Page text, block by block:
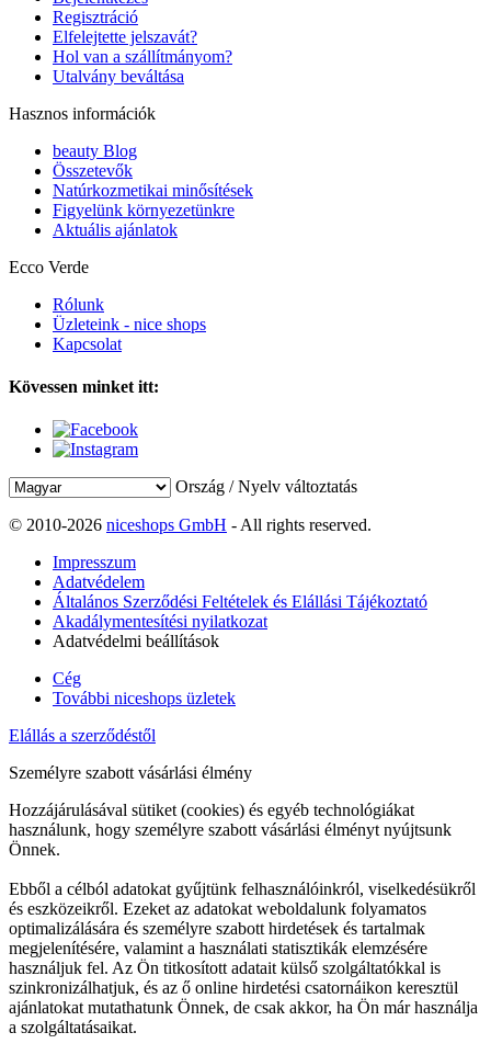
Regisztráció
Elfelejtette jelszavát?
Hol van a szállítmányom?
Utalvány beváltása
Hasznos információk
beauty Blog
Összetevők
Natúrkozmetikai minősítések
Figyelünk környezetünkre
Aktuális ajánlatok
Ecco Verde
Rólunk
Üzleteink - nice shops
Kapcsolat
Kövessen minket itt:
Ország / Nyelv változtatás
© 2010-2026 niceshops GmbH - All rights reserved.
Impresszum
Adatvédelem
Általános Szerződési Feltételek és Elállási Tájékoztató
Akadálymentesítési nyilatkozat
Adatvédelmi beállítások
Cég
További niceshops üzletek
Elállás a szerződéstől
Személyre szabott vásárlási élmény
Hozzájárulásával sütiket (cookies) és egyéb technológiákat
használunk, hogy személyre szabott vásárlási élményt nyújtsunk
Önnek.
Ebből a célból adatokat gyűjtünk felhasználóinkról, viselkedésükről
és eszközeikről. Ezeket az adatokat weboldalunk folyamatos
optimalizálására és személyre szabott hirdetések és tartalmak
megjelenítésére, valamint a használati statisztikák elemzésére
használjuk fel. Az Ön titkosított adatait külső szolgáltatókkal is
szinkronizálhatjuk, és az ő online hirdetési csatornáikon keresztül
ajánlatokat mutathatunk Önnek, de csak akkor, ha Ön már használja
a szolgáltatásaikat.